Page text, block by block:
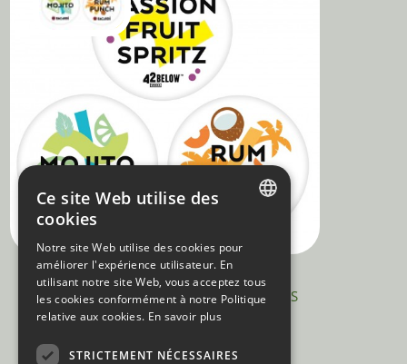
SPONSORING
BACARDI COCKTAILS BY TAILS
FRENCH
Ce site Web utilise des
cookies
Notre site Web utilise des cookies pour
améliorer l'expérience utilisateur. En
utilisant notre site Web, vous acceptez tous
les cookies conformément à notre Politique
relative aux cookies. En savoir plus
STRICTEMENT NÉCESSAIRES